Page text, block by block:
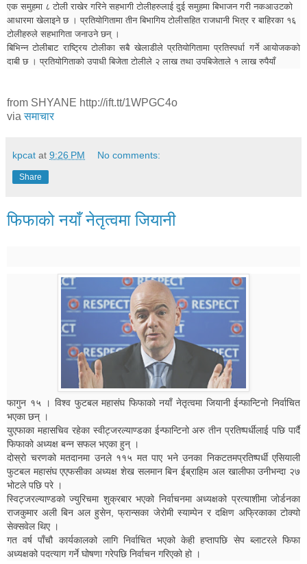
एक समुहमा ८ टोली राखेर गरिने सहभागी टोलीहरुलाई दुई समुहमा बिभाजन गरी नकआउटको
आधारमा खेलाइने छ । प्रतियोगितामा तीन बिभागिय टोलीसहित राजधानी भित्र र बाहिरका १६
टोलीहरुले सहभागिता जनाउने छन् ।
बिभिन्न टोलीबाट राष्ट्रिय टोलीका सबै खेलाडीले प्रतियोगितामा प्रतिस्पर्धा गर्ने आयोजकको
दाबी छ । प्रतियोगिताको उपाधी बिजेता टोलीले २ लाख तथा उपबिजेताले १ लाख रुपैयाँ
from SHYANE http://ift.tt/1WPGC4o
viaसमाचार
kpcat at 9:26 PM No comments:
Share
फिफाको नयाँ नेतृत्वमा जियानी
फागुन १५ । विश्व फुटबल महासंघ फिफाको नयाँ नेतृत्वमा जियानी ईन्फान्टिनो निर्वाचित
भएका छन् ।
युएफाका महासचिव रहेका स्वीट्जरल्याण्डका ईन्फान्टिनो अरु तीन प्रतिष्पर्धीलाई पछि पार्दै
फिफाको अध्यक्ष बन्न सफल भएका हुन् ।
दोस्रो चरणको मतदानमा उनले ११५ मत पाए भने उनका निकटतमप्रतिष्पर्धी एसियाली
फुटबल महासंघ एएफसीका अध्यक्ष शेख सलमान बिन ईब्राहिम अल खालीफा उनीभन्दा २७
भोटले पछि परे ।
स्विट्जरल्याण्डको ज्युरिचमा शुक्रबार भएको निर्वाचनमा अध्यक्षको प्रत्याशीमा जोर्डनका
राजकुमार अली बिन अल हुसेन, फ्रान्सका जेरोमी स्याम्पेन र दक्षिण अफ्रिकाका टोक्यो
सेक्सवेल थिए ।
गत वर्ष पाँचौ कार्यकालको लागि निर्वाचित भएको केही हप्तापछि सेप ब्लाटरले फिफा
अध्यक्षको पदत्याग गर्ने घोषणा गरेपछि निर्वाचन गरिएको हो ।